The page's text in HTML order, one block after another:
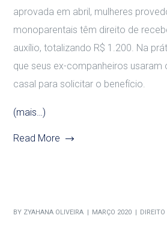
aprovada em abril, mulheres
monoparentais têm direito de
auxílio, totalizando R$ 1.200. Na
que seus ex-companheiros usaram
casal para solicitar o benefício.
(mais…)
Read More
BY ZYAHANA OLIVEIRA MARÇO 2020